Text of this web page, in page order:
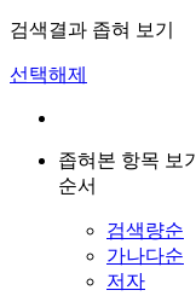
검색결과 좁혀 보기
선택해제
좁혀본 항목 보기
순서
검색량순
가나다순
저자